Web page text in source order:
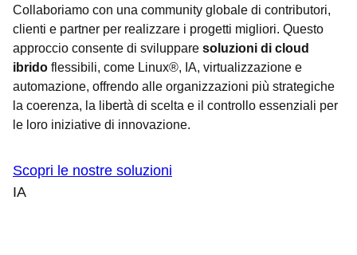
Collaboriamo con una community globale di contributori,
clienti e partner per realizzare i progetti migliori. Questo
approccio consente di sviluppare soluzioni di cloud
ibrido flessibili, come Linux®, IA, virtualizzazione e
automazione, offrendo alle organizzazioni più strategiche
la coerenza, la libertà di scelta e il controllo essenziali per
le loro iniziative di innovazione.
Scopri le nostre soluzioni
IA